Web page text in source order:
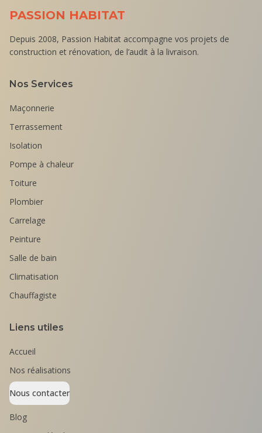
PASSION HABITAT
Depuis 2008, Passion Habitat accompagne vos projets de
construction et rénovation, de l’audit à la livraison.
Nos Services
Maçonnerie
Terrassement
Isolation
Pompe à chaleur
Toiture
Plombier
Carrelage
Peinture
Salle de bain
Climatisation
Chauffagiste
Liens utiles
Accueil
Nos réalisations
Nous contacter
Blog